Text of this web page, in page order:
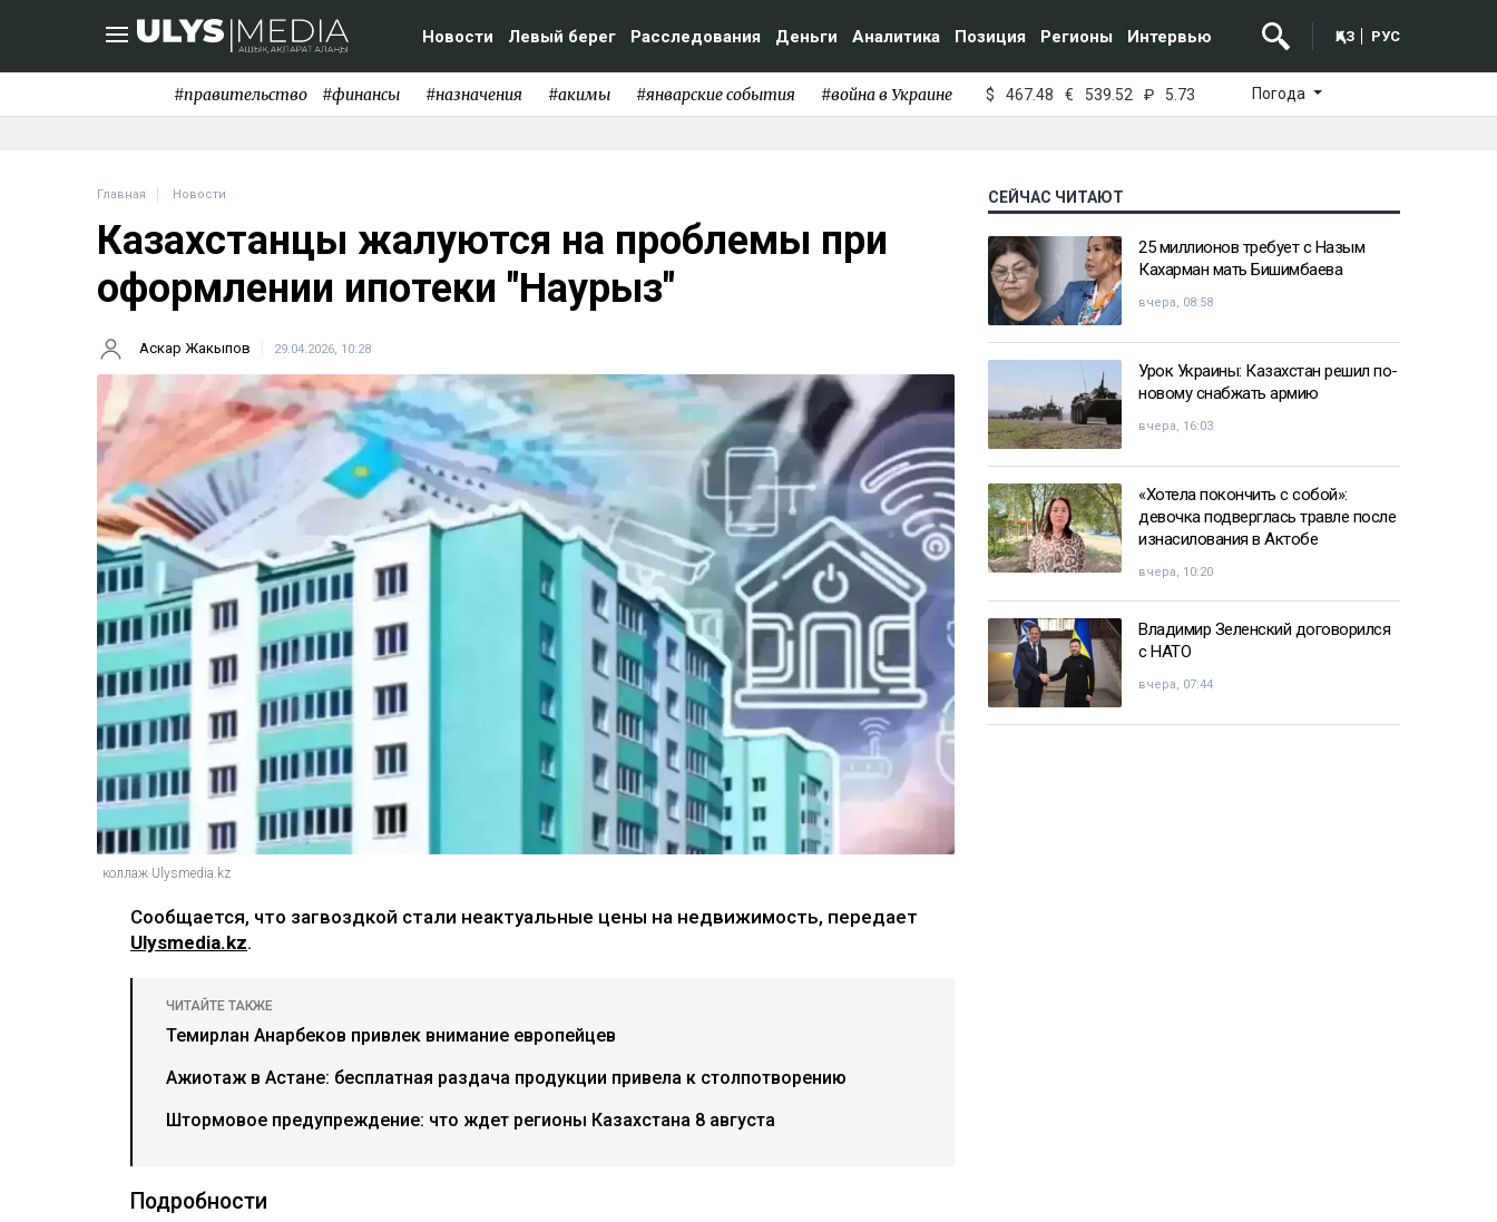
Новости Левый берег Расследования Деньги Аналитика Позиция Регионы Интервью ҚАЗ РУС
#правительство #финансы #назначения #акимы #январские события #война в Украине $ 467.48 € 539.52 ₽ 5.73 Погода
Главная Новости
Казахстанцы жалуются на проблемы при
оформлении ипотеки "Наурыз"
Аскар Жакыпов 29.04.2026, 10:28
коллаж Ulysmedia.kz
Сообщается, что загвоздкой стали неактуальные цены на недвижимость, передает
Ulysmedia.kz.
ЧИТАЙТЕ ТАКЖЕ
Темирлан Анарбеков привлек внимание европейцев
Ажиотаж в Астане: бесплатная раздача продукции привела к столпотворению
Штормовое предупреждение: что ждет регионы Казахстана 8 августа
Подробности
СЕЙЧАС ЧИТАЮТ
25 миллионов требует с Назым
Кахарман мать Бишимбаева
вчера, 08:58
Урок Украины: Казахстан решил по-
новому снабжать армию
вчера, 16:03
«Хотела покончить с собой»:
девочка подверглась травле после
изнасилования в Актобе
вчера, 10:20
Владимир Зеленский договорился
с НАТО
вчера, 07:44